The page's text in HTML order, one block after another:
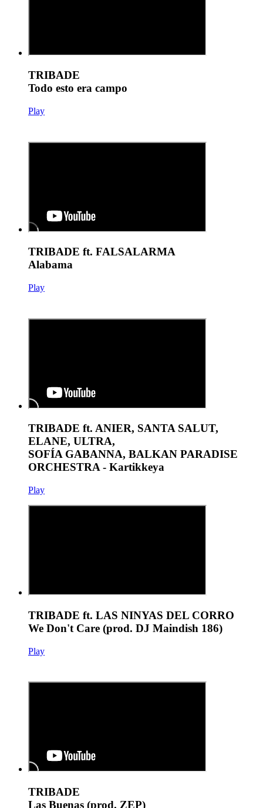
TRIBADE
Todo esto era campo
Play
TRIBADE ft. FALSALARMA
Alabama
Play
TRIBADE ft. ANIER, SANTA SALUT,
ELANE, ULTRA,
SOFÍA GABANNA, BALKAN PARADISE
ORCHESTRA - Kartikkeya
Play
TRIBADE ft. LAS NINYAS DEL CORRO
We Don't Care (prod. DJ Maindish 186)
Play
TRIBADE
Las Buenas (prod. ZEP)